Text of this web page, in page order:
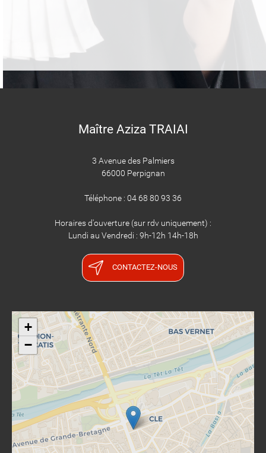
Maître Aziza TRAIAI
3 Avenue des Palmiers
66000 Perpignan
Téléphone : 04 68 80 93 36
Horaires d'ouverture (sur rdv uniquement) :
Lundi au Vendredi : 9h-12h 14h-18h
CONTACTEZ-NOUS
+
−